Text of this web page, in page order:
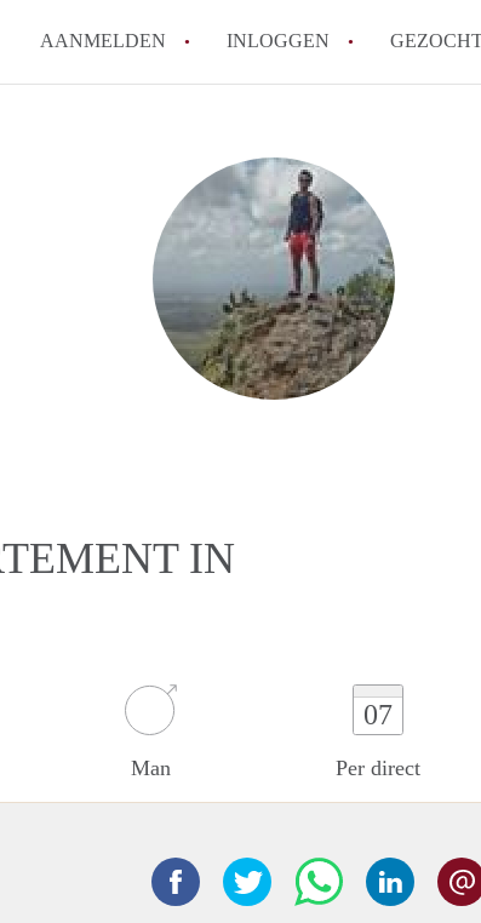
AANMELDEN INLOGGEN
Hoeveel kost het om
Wat is de
Berekent
Alle veelgestelde
IN
Man
07
Per direct